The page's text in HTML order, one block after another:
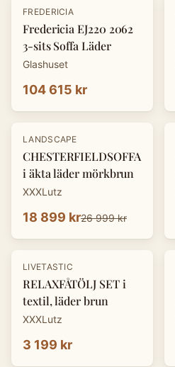
FREDERICIA
Fredericia EJ220 2062
3-sits Soffa Läder
Glashuset
104 615 kr
- 30%
LANDSCAPE
CHESTERFIELDSOFFA
i äkta läder mörkbrun
XXXLutz
18 899 kr26 999 kr
LIVETASTIC
RELAXFÅTÖLJ SET i
textil, läder brun
XXXLutz
3 199 kr